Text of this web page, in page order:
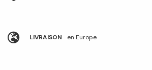
LIVRAISON en Europe